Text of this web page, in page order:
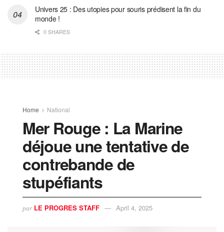
Univers 25 : Des utopies pour souris prédisent la fin du
monde !
0 SHARES
Home National
Mer Rouge : La Marine
déjoue une tentative de
contrebande de
stupéfiants
par LE PROGRES STAFF April 4, 2025